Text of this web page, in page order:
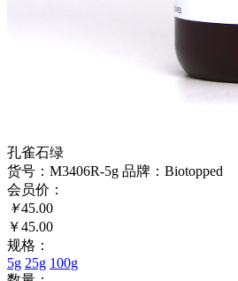
孔雀石绿
货号：M3406R-5g 品牌：Biotopped
会员价：
￥45.00
￥45.00
规格：
5g 25g 100g